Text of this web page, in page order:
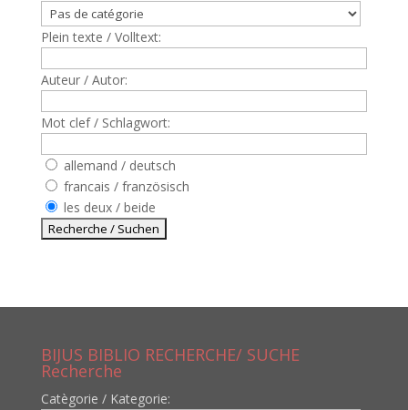
Plein texte / Volltext:
Auteur / Autor:
Mot clef / Schlagwort:
allemand / deutsch
francais / französisch
les deux / beide
BIJUS BIBLIO RECHERCHE/ SUCHE
Recherche
Catègorie / Kategorie: